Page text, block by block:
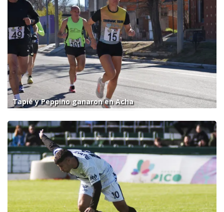
Tapié y Peppino ganaron en Acha